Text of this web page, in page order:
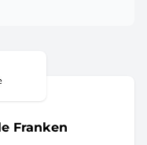
Franken